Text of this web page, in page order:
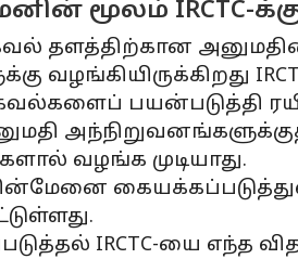
மூலம் IRCTC-
தளத்திற்கான
வழங்கியிருக்கிறது
பயன்படுத்தி
வழங்க முடியாது.
IRCTC-யை எந்த